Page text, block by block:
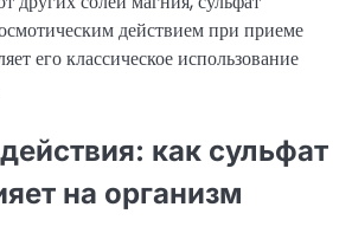
действием при приеме
его классическое использование
как сульфат
на организм